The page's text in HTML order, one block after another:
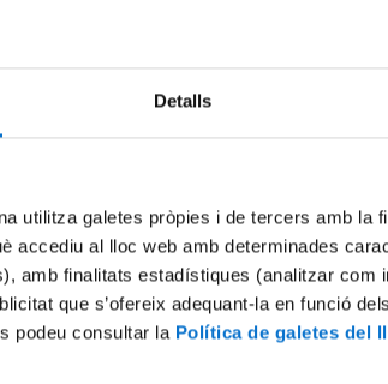
Detalls
utilitza galetes pròpies i de tercers amb la
accediu al lloc web amb determinades
amb finalitats estadístiques (analitzar com
que s’ofereix adequant-la en funció
podeu consultar la Política de galetes del